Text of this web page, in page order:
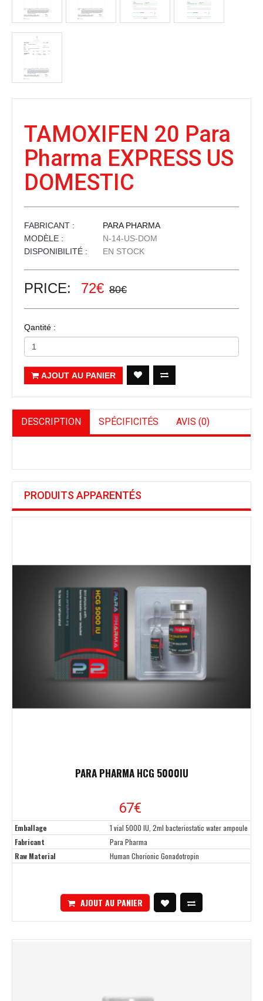
TAMOXIFEN 20 Para
Pharma EXPRESS US
DOMESTIC
FABRICANT :
PARA PHARMA
MODÈLE :
N-14-US-DOM
DISPONIBILITÉ :
EN STOCK
PRICE: 72€ 80€
Qantité :
AJOUT AU PANIER
DESCRIPTION SPÉCIFICITÉS AVIS (0)
PRODUITS APPARENTÉS
PARA PHARMA HCG 5000IU
67€
Emballage
1 vial 5000 IU, 2ml bacteriostatic water ampoule
Fabricant
Para Pharma
Raw Material
Human Chorionic Gonadotropin
AJOUT AU PANIER